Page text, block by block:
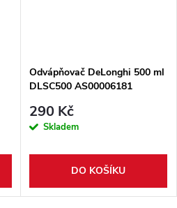
Odvápňovač DeLonghi 500 ml
DLSC500 AS00006181
290 Kč
Skladem
DO KOŠÍKU